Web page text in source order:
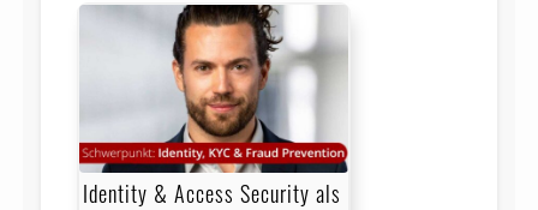
Identity & Access Security als